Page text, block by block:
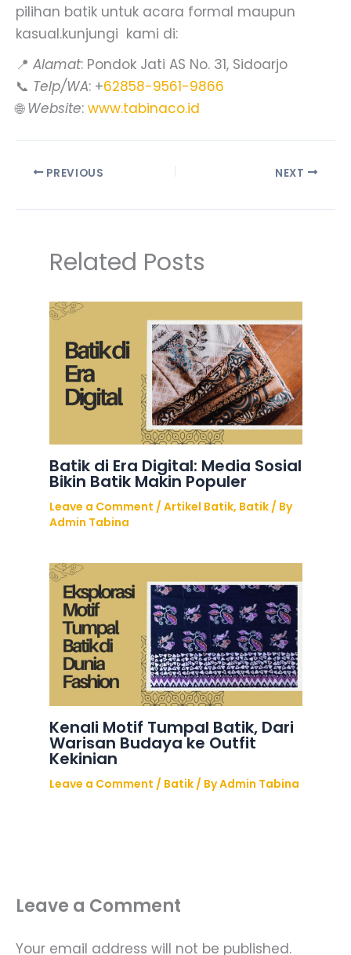
pilihan batik untuk acara formal maupun
kasual.kunjungi kami di:
📍 Alamat: Pondok Jati AS No. 31, Sidoarjo
📞 Telp/WA: +62858-9561-9866
🌐Website: www.tabinaco.id
PREVIOUS NEXT
Related Posts
Batik di Era Digital: Media Sosial
Bikin Batik Makin Populer
Leave a Comment / Artikel Batik, Batik/ By
Admin Tabina
Kenali Motif Tumpal Batik, Dari
Warisan Budaya ke Outfit
Kekinian
Leave a Comment / Batik/ ByAdmin Tabina
Leave a Comment
Your email address will not be published.